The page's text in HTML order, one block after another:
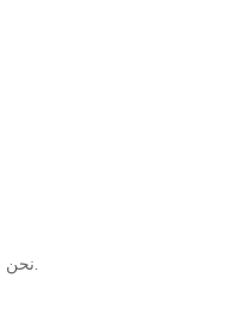
نحن نقدم دائمًا خدمة جيدة الجودة وبأسعار تنافسية.